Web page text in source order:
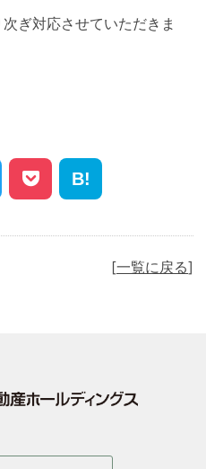
ぎ対応させていただきま
一覧に戻る